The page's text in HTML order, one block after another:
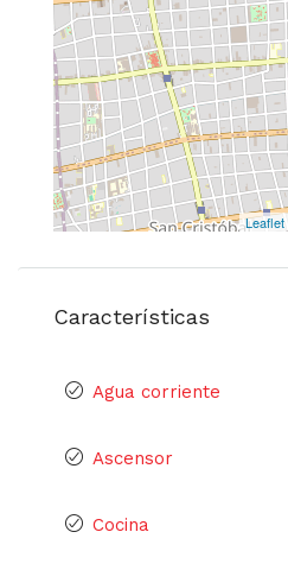
Leaflet
Características
Agua corriente
Ascensor
Cocina